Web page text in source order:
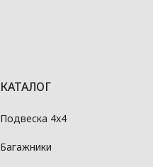
КАТАЛОГ
Подвеска 4x4
Багажники